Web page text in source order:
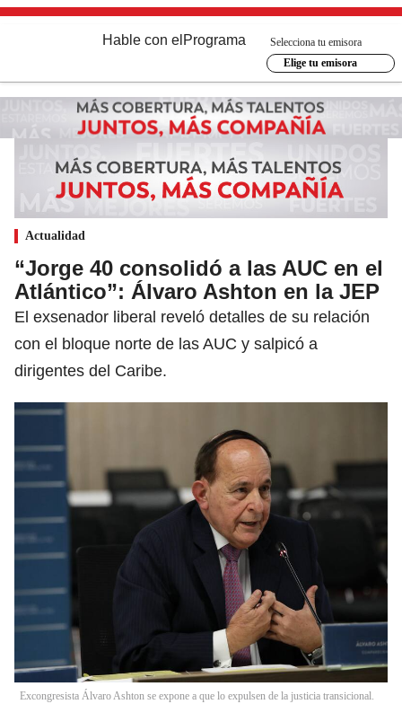
Hable con el Programa
Selecciona tu emisora
Elige tu emisora
Actualidad
“Jorge 40 consolidó a las AUC en el
Atlántico”: Álvaro Ashton en la JEP
El exsenador liberal reveló detalles de su relación
con el bloque norte de las AUC y salpicó a
dirigentes del Caribe.
Excongresista Álvaro Ashton se expone a que lo expulsen de la justicia transicional.